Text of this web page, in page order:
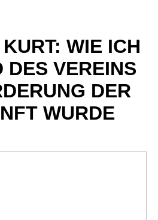
WIE ICH
DES VEREINS
DER
WURDE